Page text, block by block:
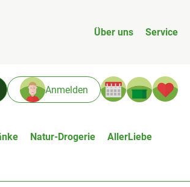
Über uns Service
Anmelden
Natur-Drogerie AllerLiebe